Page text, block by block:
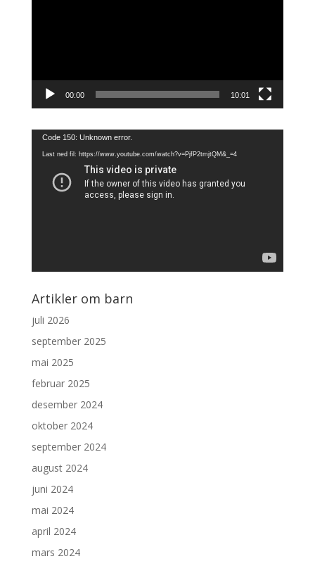
00:00 10:01
Videoavspiller
Code 150: Unknown error.
Last ned fil: https://www.youtube.com/watch?v=PjfP2tmjtQM&_=4
Artikler om barn
juli 2026
september 2025
mai 2025
februar 2025
desember 2024
oktober 2024
september 2024
august 2024
juni 2024
mai 2024
april 2024
mars 2024